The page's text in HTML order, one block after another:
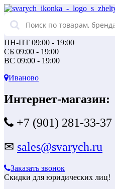
ПН-ПТ 09:00 - 19:00
СБ 09:00 - 19:00
ВС 09:00 - 19:00
Иваново
Интернет-магазин:
+7 (901) 281-33-37
✉ sales@svarych.ru
Заказать звонок
Скидки для юридических лиц!